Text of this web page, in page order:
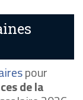
pour
de la